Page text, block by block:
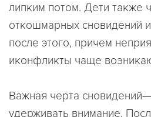
липким потом. Дети также
откошмарных сновидений
после этого, причем
иконфликты чаще
Важная черта
удерживать внимание.